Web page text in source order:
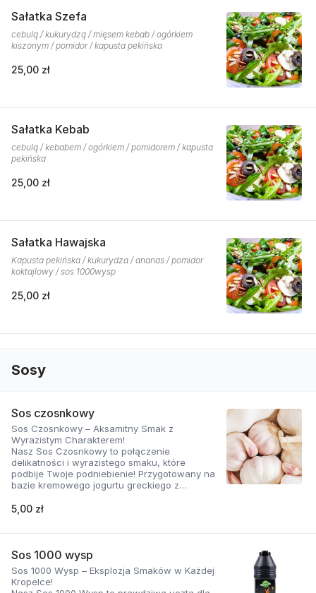
Sałatka Szefa
cebulą / kukurydzą / mięsem kebab / ogórkiem
kiszonym / pomidor / kapusta pekińska
25,00 zł
Sałatka Kebab
cebulą / kebabem / ogórkiem / pomidorem / kapusta
pekińska
25,00 zł
Sałatka Hawajska
Kapusta pekińska / kukurydza / ananas / pomidor
koktajlowy / sos 1000wysp
25,00 zł
Sosy
Sos czosnkowy
Sos Czosnkowy – Aksamitny Smak z
Wyrazistym Charakterem!
Nasz Sos Czosnkowy to połączenie
delikatności i wyrazistego smaku, które
podbije Twoje podniebienie! Przygotowany na
bazie kremowego jogurtu greckiego z
aromatycznych ziół, zachwyca swoją gładką
Dlaczego ten sos jest wyjątkowy?
Naturalnie kremowy: Jogurt grecki nadaje mu
aksamitną teksturę i lekko kwaskowy posmak,
5,00 zł
Sos 1000 wysp
Sos 1000 Wysp – Eksplozja Smaków w Każdej
Kropelce!